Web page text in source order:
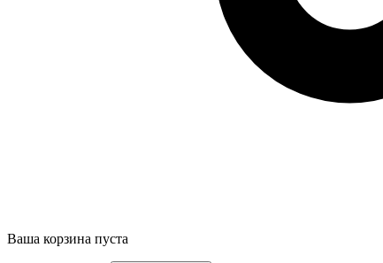
Ваша корзина пуста